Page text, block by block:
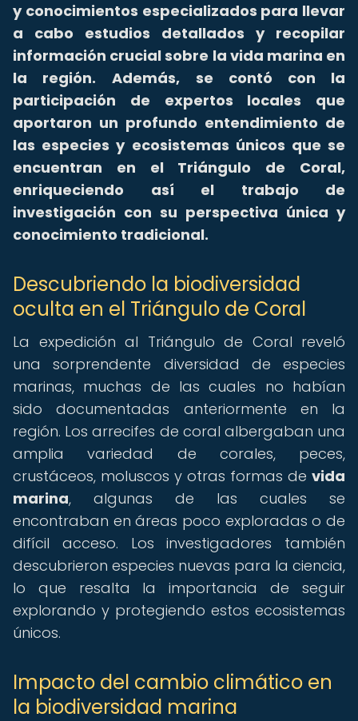
y conocimientos especializados para llevar
a cabo estudios detallados y recopilar
información crucial sobre la vida marina en
la región.
Además, se contó con la
participación de expertos locales que
aportaron un profundo entendimiento de
las especies y ecosistemas únicos que se
encuentran en el Triángulo de Coral,
enriqueciendo así el trabajo de
investigación con su perspectiva única y
conocimiento tradicional.
Descubriendo la biodiversidad
oculta en el Triángulo de Coral
La expedición al Triángulo de Coral reveló
una sorprendente diversidad de especies
marinas, muchas de las cuales no habían
sido documentadas anteriormente en la
región. Los arrecifes de coral albergaban una
amplia variedad de corales, peces,
crustáceos, moluscos y otras formas de vida
marina, algunas de las cuales se
encontraban en áreas poco exploradas o de
difícil acceso. Los investigadores también
descubrieron especies nuevas para la ciencia,
lo que resalta la importancia de seguir
explorando y protegiendo estos ecosistemas
únicos.
Impacto del cambio climático en
la biodiversidad marina